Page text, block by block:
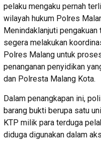
pelaku mengaku pernah
wilayah hukum Polres
Menindaklanjuti
segera melakukan
Polres Malang untuk
penanganan penyidikan
dan Polresta Malang Kota.
Dalam penangkapan ini,
barang bukti berupa satu
KTP milik para terduga
diduga digunakan dalam